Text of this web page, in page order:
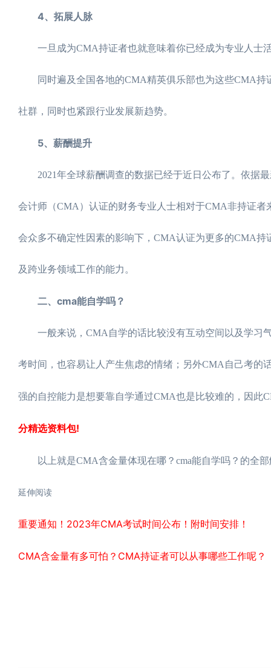
4、拓展人脉
一旦成为CMA持证者也就意味着你已经成为专业人士
同时遍及全国各地的CMA精英俱乐部也为这些CMA持
社群，同时也紧跟行业发展新趋势。
5、薪酬提升
2021年全球薪酬调查的数据已经于近日公布了。依据最
会计师（CMA）认证的财务专业人士相对于CMA非持证
会众多不确定性因素的影响下，CMA认证为更多的CMA
及跨业务领域工作的能力。
二、cma能自学吗？
一般来说，CMA自学的话比较没有互动空间以及学习
考时间，也容易让人产生焦虑的情绪；另外CMA自己考的
强的自控能力是想要靠自学通过CMA也是比较难的，因此
分精选资料包!
以上就是CMA含金量体现在哪？cma能自学吗？的全部
延伸阅读
重要通知！2023年CMA考试时间公布！附时间安排！
CMA含金量有多可怕？CMA持证者可以从事哪些工作呢？